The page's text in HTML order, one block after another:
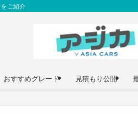
ご紹介
おすすめグレード 見積もり公開